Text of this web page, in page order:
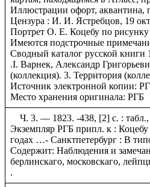
Иллюстрации офорт, аквантина,
Цензура : И. И. Ястребцов, 19
Портрет О. Е. Коцебу по
Имеются подстрочные
Сводный каталог русской книги
.I. Варнек, Александр
(коллекция). 3. Территория
Источник электронной копии:
Место хранения оригинала: РГБ
Ч. 3. — 1823. -438, [2] с. :
Экземпляр РГБ припл. к :
годах …- Санктпетербург : В
Содержит: Наблюдения и
берлинскаго, московскаго,
.